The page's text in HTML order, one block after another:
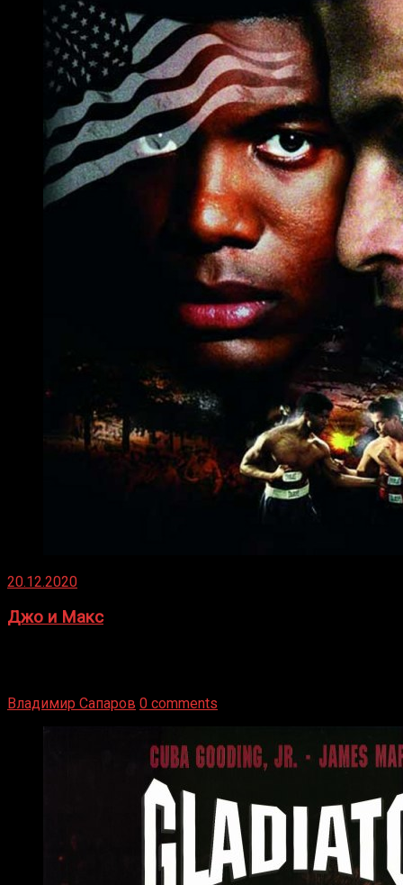
20.12.2020
Джо и Макс
Владимир Сапаров 0 comments